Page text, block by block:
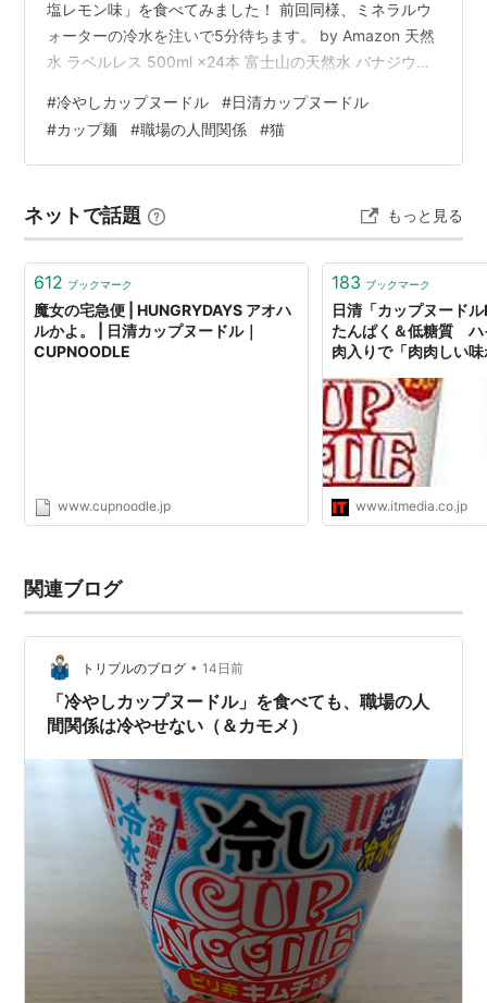
塩レモン味」を食べてみました！ 前回同様、ミネラルウ
ォーターの冷水を注いで5分待ちます。 by Amazon 天然
水 ラベルレス 500ml ×24本 富士山の天然水 バナジウム
ミリリットル (Smart Basic) by Amazon Amazon 待って
いる間は、友人からラインが来ていないかスマホの通知
をチェックしたり、 暇潰し用に職場へ持参しているラノ
ご…
#冷やしカップヌードル #日清カップヌードル
#カップ麺 #職場の人間関係 #猫
ネットで話題 もっと見る
612 ブックマーク
魔女の宅急便 | HUNGRYDAYS アオハ
ルかよ。 | 日清カップヌードル｜
CUPNOODLE
www.cupnoodle.jp
183 ブックマーク
日清「カップヌード
たんぱく＆低糖質 ハ
肉入りで「肉肉しい
www.itmedia.co.jp
関連ブログ
トリプルのブログ • 14日前
「冷やしカップヌードル」を食べても、職場の人
間関係は冷やせない（＆カモメ）